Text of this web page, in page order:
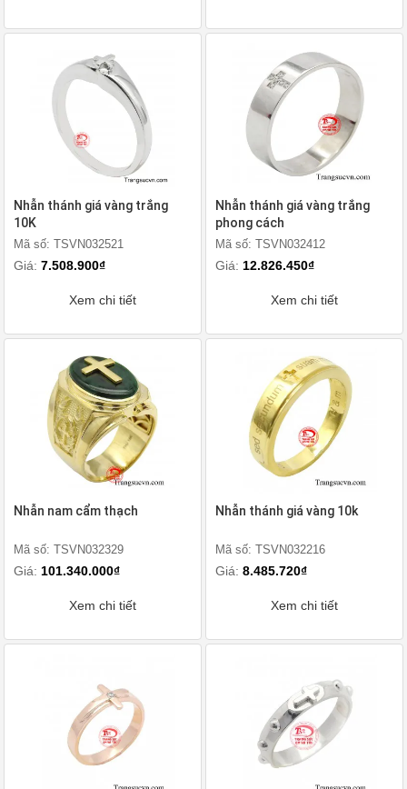
Nhẫn thánh giá vàng trắng
10K
Mã số: TSVN032521
Giá: 7.508.900₫
Xem chi tiết
Nhẫn thánh giá vàng trắng
phong cách
Mã số: TSVN032412
Giá: 12.826.450₫
Xem chi tiết
Nhẫn nam cẩm thạch
Mã số: TSVN032329
Giá: 101.340.000₫
Xem chi tiết
Nhẫn thánh giá vàng 10k
Mã số: TSVN032216
Giá: 8.485.720₫
Xem chi tiết